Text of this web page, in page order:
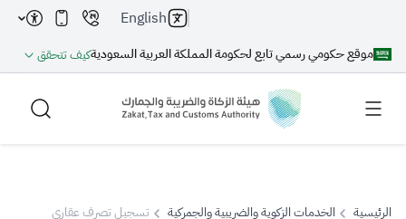
موقع حكومي رسمي تابع لحكومة المملكة العربية السعوديةكيف تتحقق
English
الرئيسية الخدمات الزكوية والضريبية والجمركية تسجيل تصرف عقاري